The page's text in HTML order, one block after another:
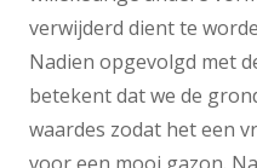
verwijderd dient te
Nadien opgevolgd met
betekent dat we de
waardes zodat het een